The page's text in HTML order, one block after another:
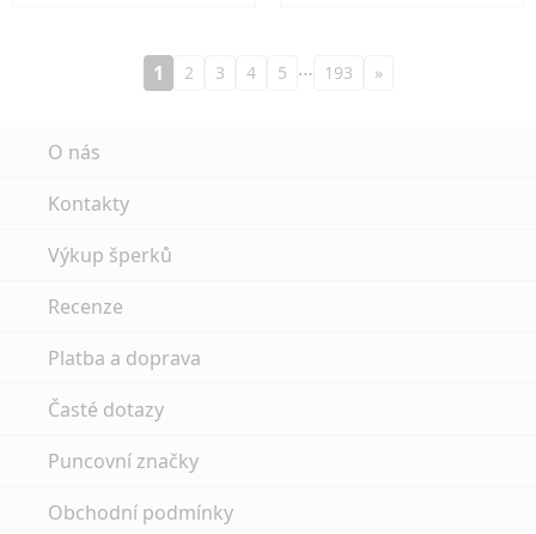
1 2 3 4 5 … 193 »
O nás
Kontakty
Výkup šperků
Recenze
Platba a doprava
Časté dotazy
Puncovní značky
Obchodní podmínky